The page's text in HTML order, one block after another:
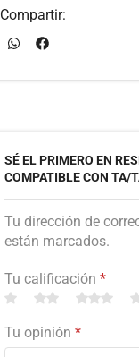
Compartir:
SÉ EL PRIMERO EN
COMPATIBLE CON TA/
Tu dirección de
están marcados.
Tu calificación *
Tu opinión *